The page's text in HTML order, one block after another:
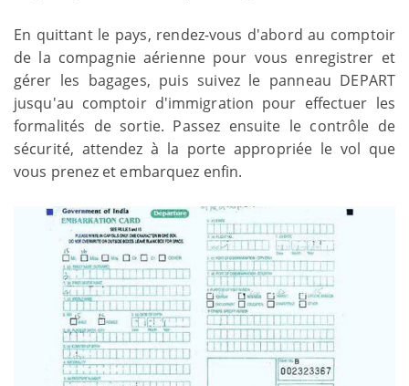
En quittant le pays, rendez-vous d'abord au comptoir
de la compagnie aérienne pour vous enregistrer et
gérer les bagages, puis suivez le panneau DEPART
jusqu'au comptoir d'immigration pour effectuer les
formalités de sortie. Passez ensuite le contrôle de
sécurité, attendez à la porte appropriée le vol que
vous prenez et embarquez enfin.